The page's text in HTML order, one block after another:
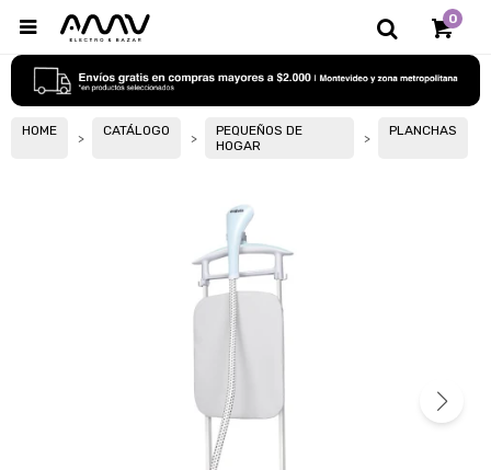
0

HOME CATÁLOGO
PEQUEÑOS DE
HOGAR
PLANCHAS